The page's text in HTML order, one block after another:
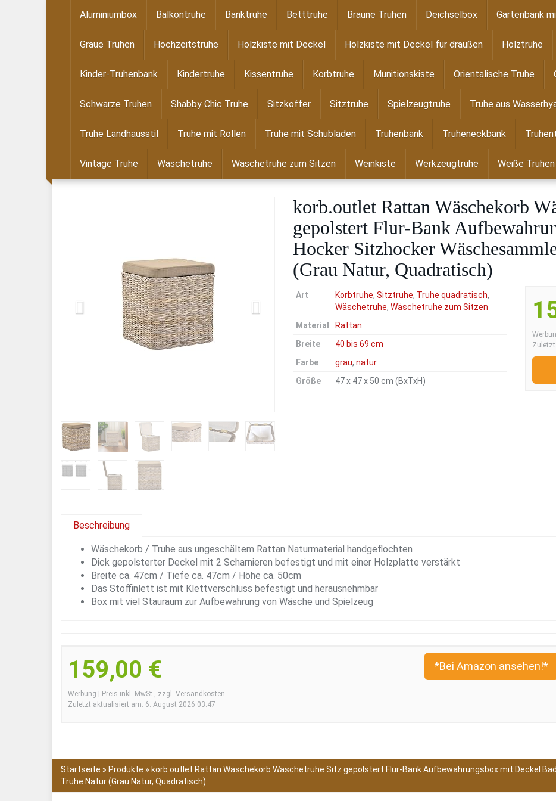
Aluminiumbox Balkontruhe Banktruhe Betttruhe Braune Truhen Deichselbox Gartenbank
Graue Truhen Hochzeitstruhe Holzkiste mit Deckel Holzkiste mit Deckel für draußen Holztruhe
Kinder-Truhenbank Kindertruhe Kissentruhe Korbtruhe Munitionskiste Orientalische Truhe
Schwarze Truhen Shabby Chic Truhe Sitzkoffer Sitztruhe Spielzeugtruhe Truhe aus
Truhe Landhausstil Truhe mit Rollen Truhe mit Schubladen Truhenbank Truheneckbank
Vintage Truhe Wäschetruhe Wäschetruhe zum Sitzen Weinkiste Werkzeugtruhe Weiße Truhen
korb.outlet Rattan Wäschekorb
gepolstert Flur-Bank
Hocker Sitzhocker
(Grau Natur, Quadratisch)
Art Korbtruhe, Sitztruhe, Truhe quadratisch,
Wäschetruhe, Wäschetruhe zum Sitzen
Material
Rattan
Breite
40 bis 69 cm
Farbe
grau, natur
Größe
47 x 47 x 50 cm (BxTxH)
Beschreibung
Wäschekorb / Truhe aus ungeschältem Rattan Naturmaterial handgeflochten
Dick gepolsterter Deckel mit 2 Scharnieren befestigt und mit einer Holzplatte verstärkt
Breite ca. 47cm / Tiefe ca. 47cm / Höhe ca. 50cm
Das Stoffinlett ist mit Klettverschluss befestigt und herausnehmbar
Box mit viel Stauraum zur Aufbewahrung von Wäsche und Spielzeug
159,00 €
Werbung | Preis inkl. MwSt., zzgl. Versandkosten
Zuletzt aktualisiert am: 6. August 2026 03:47
*Bei Amazon ansehen!*
Startseite » Produkte » korb.outlet Rattan Wäschekorb Wäschetruhe Sitz gepolstert Flur-Bank Aufbewahrungsbox mit Deckel
Truhe Natur (Grau Natur, Quadratisch)